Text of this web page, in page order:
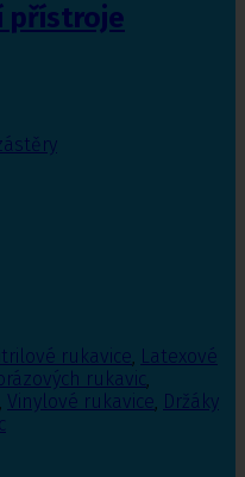
přístroje
rukavice, Latexové
rukavic,
, Vinylové rukavice, Držáky